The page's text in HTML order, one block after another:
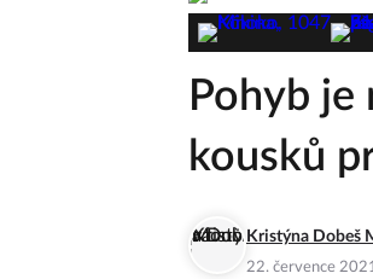
Pohyb
kousků
Kristýna Dobeš
22. července